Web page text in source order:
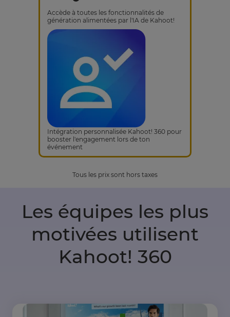
Accède à toutes les fonctionnalités de
génération alimentées par l'IA de Kahoot!
Intégration personnalisée Kahoot! 360 pour
booster l'engagement lors de ton
événement
Tous les prix sont hors taxes
Les équipes les plus
motivées utilisent
Kahoot! 360